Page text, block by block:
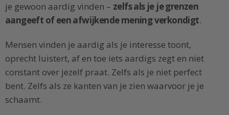
je gewoon aardig vinden – zelfs als je je grenzen
aangeeft of een afwijkende mening verkondigt.
Mensen vinden je aardig als je interesse toont,
oprecht luistert, af en toe iets aardigs zegt en niet
constant over jezelf praat. Zelfs als je niet perfect
bent. Zelfs als ze kanten van je zien waarvoor je je
schaamt.